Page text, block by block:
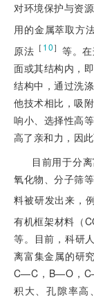
对环境保护与资
用的金属萃取方
原法 ［ 10］ 等。
面或其结构内，
结构中，通过洗
他技术相比，吸
响小、选择性高
高了亲和力，因
目前用于分
氧化物、分子筛
料被研发出来，
有机框架材料（
等。目前，科研
离富集金属的研
C—C，B—O，
积大、孔隙率高